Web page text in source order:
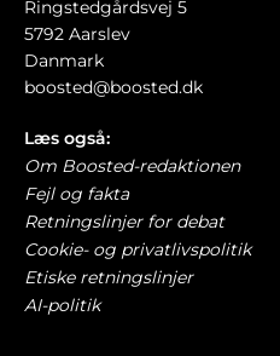
Ringstedgårdsvej 5
5792 Aarslev
Danmark
boosted@boosted.dk
Læs også:
Om Boosted-redaktionen
Fejl og fakta
Retningslinjer for debat
Cookie- og privatlivspolitik
Etiske retningslinjer
AI-politik